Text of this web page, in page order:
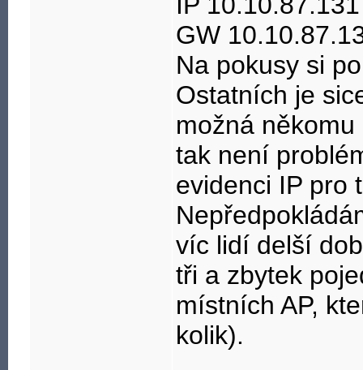
GW
Na pokusy si
Ostatních je
možná
tak není
evidenci IP pro
víc lidí delší
tři a zbytek
místních AP,
kolik).